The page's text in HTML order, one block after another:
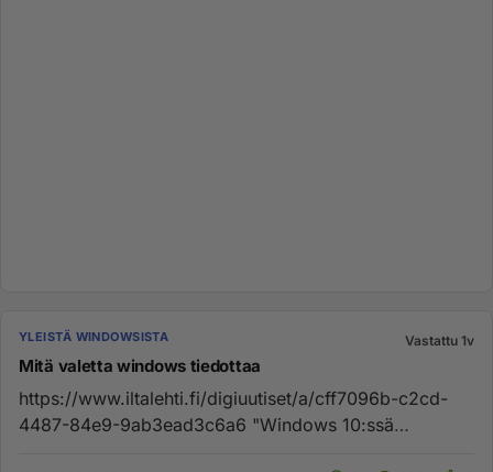
YLEISTÄ WINDOWSISTA Vastattu 1v
Mitä valetta windows tiedottaa
https://www.iltalehti.fi/digiuutiset/a/cff7096b-c2cd-
4487-84e9-9ab3ead3c6a6 "Windows 10:ssä